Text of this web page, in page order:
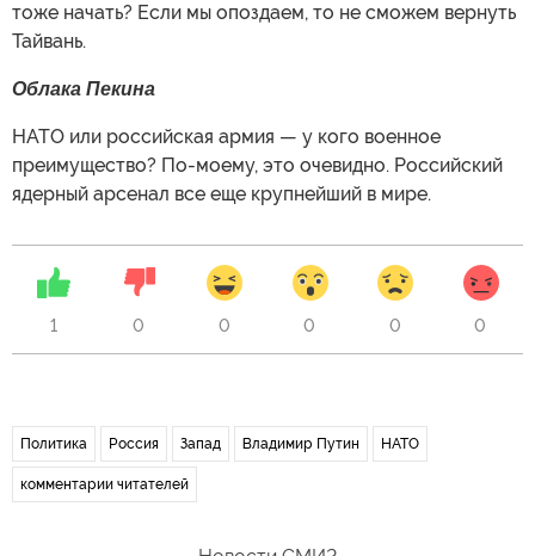
тоже начать? Если мы опоздаем, то не сможем вернуть
Тайвань.
Облака Пекина
НАТО или российская армия — у кого военное
преимущество? По-моему, это очевидно. Российский
ядерный арсенал все еще крупнейший в мире.
1 0 0 0 0 0
Политика Россия Запад Владимир Путин НАТО
комментарии читателей